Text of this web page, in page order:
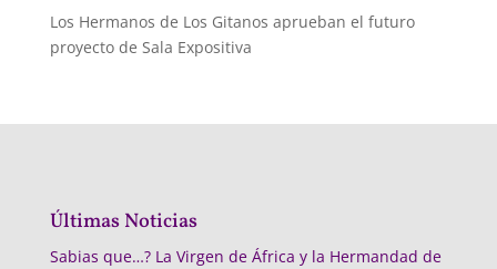
Los Hermanos de Los Gitanos aprueban el futuro
proyecto de Sala Expositiva
Últimas Noticias
Sabias que…? La Virgen de África y la Hermandad de